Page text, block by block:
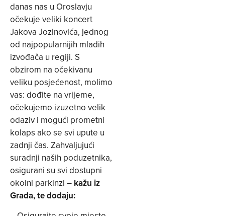
danas nas u Oroslavju
očekuje veliki koncert
Jakova Jozinovića, jednog
od najpopularnijih mladih
izvođača u regiji. S
obzirom na očekivanu
veliku posjećenost, molimo
vas: dođite na vrijeme,
očekujemo izuzetno velik
odaziv i mogući prometni
kolaps ako se svi upute u
zadnji čas. Zahvaljujući
suradnji naših poduzetnika,
osigurani su svi dostupni
okolni parkinzi – kažu iz
Grada, te dodaju: